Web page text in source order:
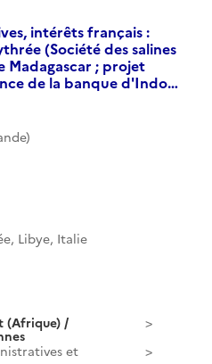
intérêts français :
(Société des salines
Madagascar ; projet
de la banque d'Indo…
Libye, Italie
(Afrique) /
et